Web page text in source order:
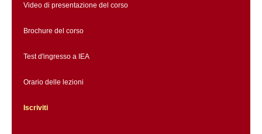
Video di presentazione del corso
Brochure del corso
Test d'ingresso a IEA
Orario delle lezioni
Iscriviti